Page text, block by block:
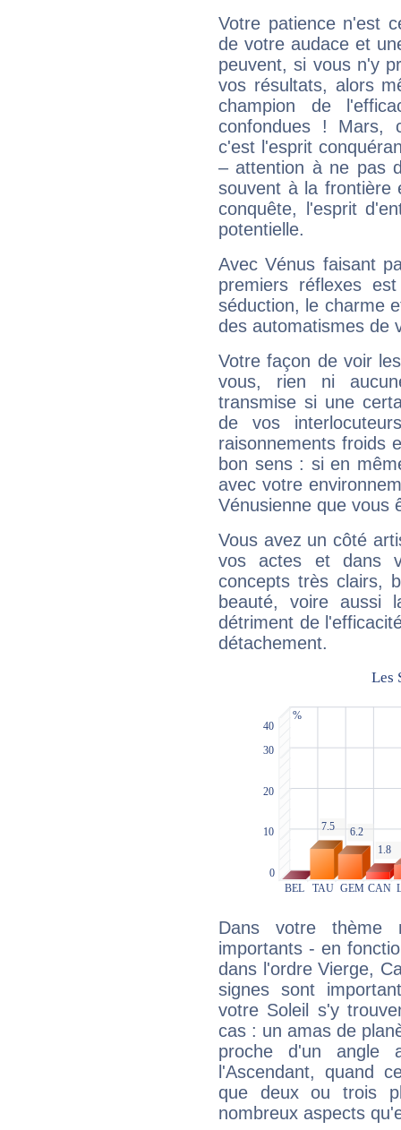
Votre patience n'est
de votre audace et
peuvent, si vous n'y
vos résultats, alors
champion de
confondues ! Mars,
c'est l'esprit
– attention à ne pas
souvent à la frontière
conquête, l'esprit
potentielle.
Avec Vénus faisant
premiers réflexes
séduction, le charme
des automatismes de
Votre façon de voir
vous, rien ni
transmise si une
de vos
raisonnements froids
bon sens : si en
avec votre
Vénusienne que vous
Vous avez un côté
vos actes et dans
concepts très clairs,
beauté, voire aussi
détriment de
détachement.
Dans votre thème
importants - en
dans l'ordre Vierge,
signes sont
votre Soleil s'y
cas : un amas de
proche d'un
l'Ascendant, quand
que deux ou trois
nombreux aspects